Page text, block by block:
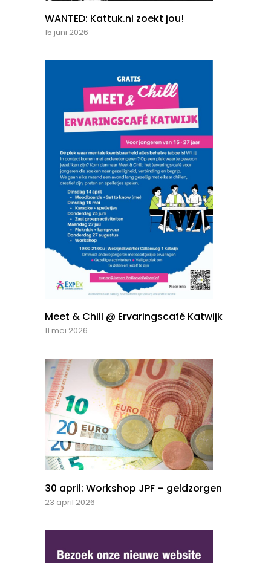
WANTED: Kattuk.nl zoekt jou!
15 juni 2026
Meet & Chill @ Ervaringscafé Katwijk
11 mei 2026
30 april: Workshop JPF – geldzorgen
23 april 2026